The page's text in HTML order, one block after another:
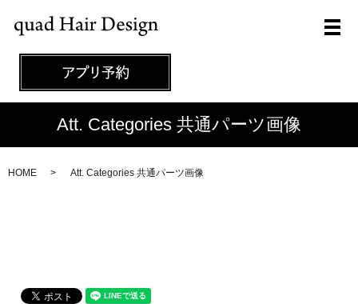
メ
Att. Categories 共通パーツ画像
HOME Att. Categories 共通パーツ画像